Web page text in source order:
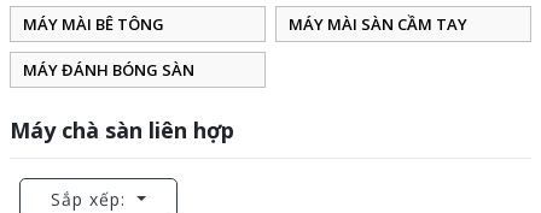
MÁY MÀI BÊ TÔNG MÁY MÀI SÀN CẦM TAY
MÁY ĐÁNH BÓNG SÀN
Máy chà sàn liên hợp
Sắp xếp: